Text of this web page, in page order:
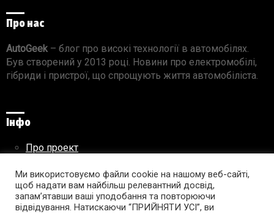
Про нас
AutoGeek – блог про високі технології в автомобілях.
Був створений у 2013 році. Новини про електромобілі,
гібриди і пристрої, що спрощують життя автомобіліста.
Інфо
Про проект
Правила використання матеріалів
Ми використовуємо файли cookie на нашому веб-сайті,
щоб надати вам найбільш релевантний досвід,
запам’ятавши ваші уподобання та повторюючи
відвідування. Натискаючи “ПРИЙНЯТИ УСІ”, ви